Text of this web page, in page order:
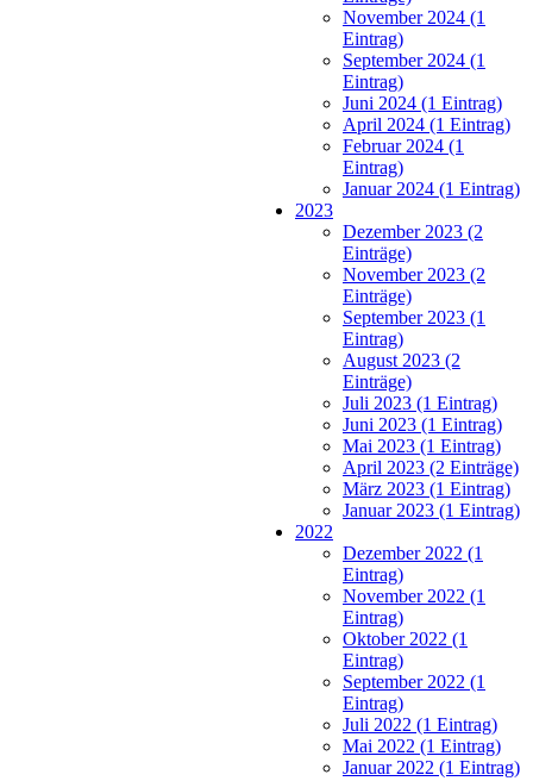
November 2024 (1
Eintrag)
September 2024 (1
Eintrag)
Juni 2024 (1 Eintrag)
April 2024 (1 Eintrag)
Februar 2024 (1
Eintrag)
Januar 2024 (1 Eintrag)
2023
Dezember 2023 (2
Einträge)
November 2023 (2
Einträge)
September 2023 (1
Eintrag)
August 2023 (2
Einträge)
Juli 2023 (1 Eintrag)
Juni 2023 (1 Eintrag)
Mai 2023 (1 Eintrag)
April 2023 (2 Einträge)
März 2023 (1 Eintrag)
Januar 2023 (1 Eintrag)
2022
Dezember 2022 (1
Eintrag)
November 2022 (1
Eintrag)
Oktober 2022 (1
Eintrag)
September 2022 (1
Eintrag)
Juli 2022 (1 Eintrag)
Mai 2022 (1 Eintrag)
Januar 2022 (1 Eintrag)